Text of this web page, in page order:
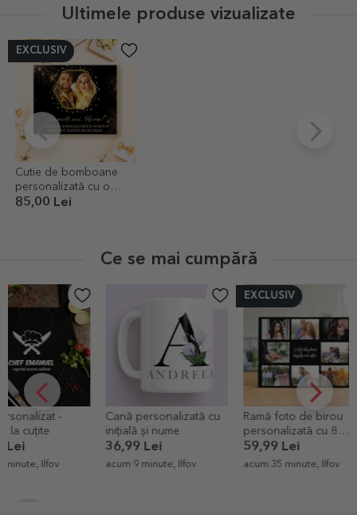
Ultimele produse vizualizate
EXCLUSIV
Cutie de bomboane
personalizată cu o
poză și text - Golden
85,00 Lei
Ce se mai cumpără
Cană personalizată cu
inițială și nume
36,99 Lei
acum 9 minute, Ilfov
Ramă foto de birou
personalizată cu 8
poze și text - Happily
Ever After
59,99 Lei
acum 35 minute, Ilfov
Vin spumant
personalizat
Royalty
79,99 Lei
acum 54